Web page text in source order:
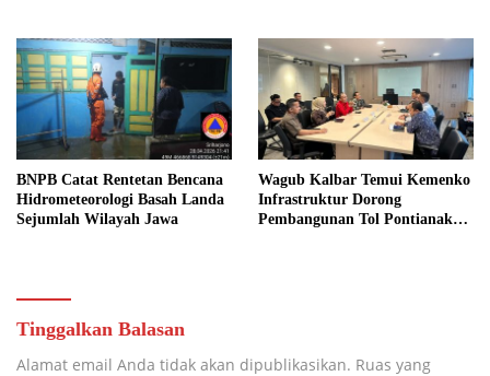
BNPB Catat Rentetan Bencana
Hidrometeorologi Basah Landa
Sejumlah Wilayah Jawa
Wagub Kalbar Temui Kemenko
Infrastruktur Dorong
Pembangunan Tol Pontianak
Tinggalkan Balasan
Alamat email Anda tidak akan dipublikasikan. Ruas yang